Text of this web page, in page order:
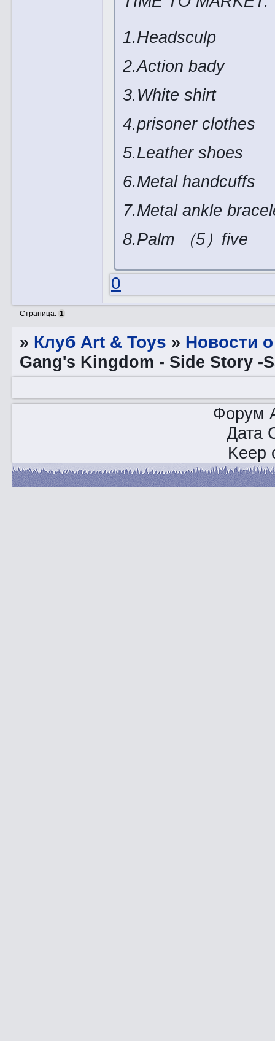
1.Headsculp
2.Action bady
3.White shirt
4.prisoner clothes
5.Leather shoes
6.Metal handcuffs
7.Metal ankle
8.Palm （5）five
0
Страница: 1
» Клуб Art & Toys » Новости
Gang's Kingdom - Side Story -
Форум
Дата
Keep